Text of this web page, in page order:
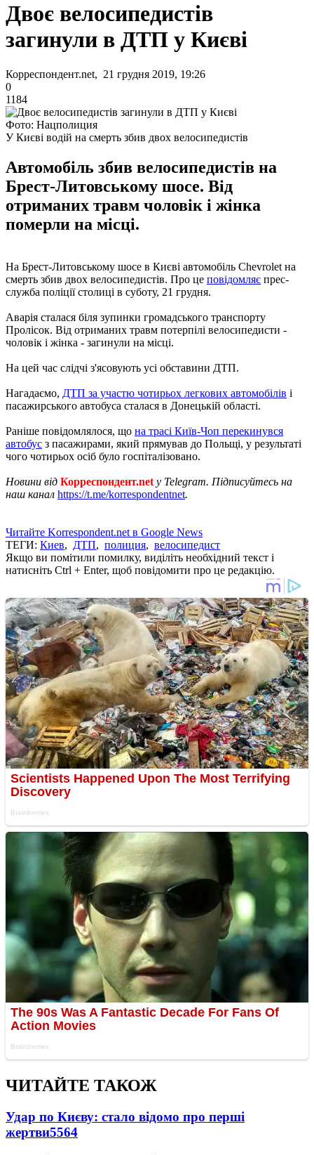
Двоє велосипедистів
загинули в ДТП у Києві
Корреспондент.net, 21 грудня 2019, 19:26
0
1184
Фото: Нацполиция
У Києві водій на смерть збив двох велосипедистів
Автомобіль збив велосипедистів на
Брест-Литовському шосе. Від
отриманих травм чоловік і жінка
померли на місці.
На Брест-Литовському шосе в Києві автомобіль Chevrolet на
смерть збив двох велосипедистів. Про це повідомляє прес-
служба поліції столиці в суботу, 21 грудня.
Аварія сталася біля зупинки громадського транспорту
Пролісок. Від отриманих травм потерпілі велосипедисти -
чоловік і жінка - загинули на місці.
На цей час слідчі з'ясовують усі обставини ДТП.
Нагадаємо, ДТП за участю чотирьох легкових автомобілів і
пасажирського автобуса сталася в Донецькій області.
Раніше повідомлялося, що на трасі Київ-Чоп перекинувся
автобус з пасажирами, який прямував до Польщі, у результаті
чого чотирьох осіб було госпіталізовано.
Новини від Корреспондент.net у Telegram. Підписуйтесь на
наш канал https://t.me/korrespondentnet.
Читайте Korrespondent.net в Google News
ТЕГИ: Киев, ДТП, полиция, велосипедист
Якщо ви помітили помилку, виділіть необхідний текст і
натисніть Ctrl + Enter, щоб повідомити про це редакцію.
ЧИТАЙТЕ ТАКОЖ
Удар по Києву: стало відомо про перші
жертви5564